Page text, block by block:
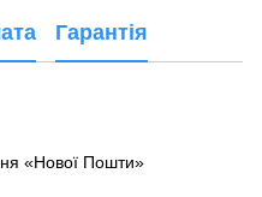
Гарантія
«Нової Пошти»